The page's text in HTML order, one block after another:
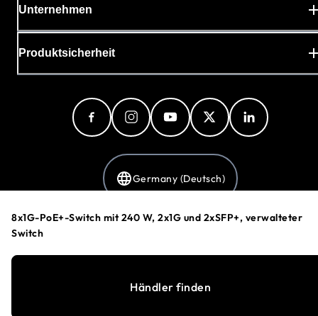
8x1G-PoE+-Switch mit 240 W, 2x1G und 2xSFP+, verwalteter
Switch
Händler finden
Unternehmen
Produktsicherheit
Germany (Deutsch)
Cookie-Einstellungen
1996-2026 NETGEAR®